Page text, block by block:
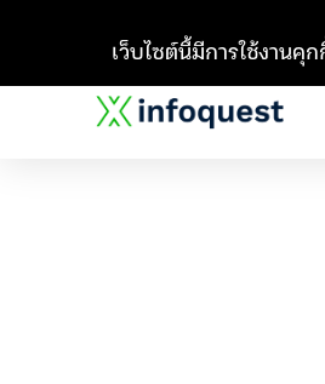
เว็บไซต์นี้มีการใช้งานคุ